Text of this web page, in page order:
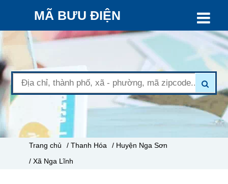
MÃ BƯU ĐIỆN
Trang chủ / Thanh Hóa
/ Huyện Nga Sơn
/ Xã Nga Lĩnh